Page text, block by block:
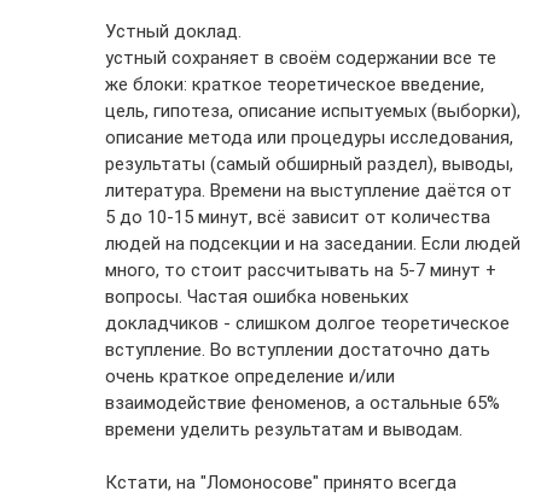
Устный доклад.
устный сохраняет в своём содержании все те
же блоки: краткое теоретическое введение,
цель, гипотеза, описание испытуемых (выборки),
описание метода или процедуры исследования,
результаты (самый обширный раздел), выводы,
литература. Времени на выступление даётся от
5 до 10-15 минут, всё зависит от количества
людей на подсекции и на заседании. Если людей
много, то стоит рассчитывать на 5-7 минут +
вопросы. Частая ошибка новеньких
докладчиков - слишком долгое теоретическое
вступление. Во вступлении достаточно дать
очень краткое определение и/или
взаимодействие феноменов, а остальные 65%
времени уделить результатам и выводам.
Кстати, на "Ломоносове" принято всегда